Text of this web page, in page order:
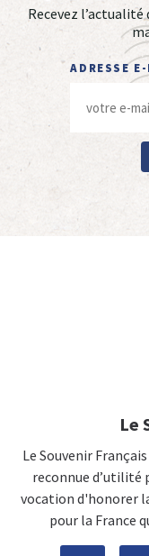
Recevez
ADRESSE
Le
Le Souvenir
reconnue d’utilité
vocation d'honorer
pour la France